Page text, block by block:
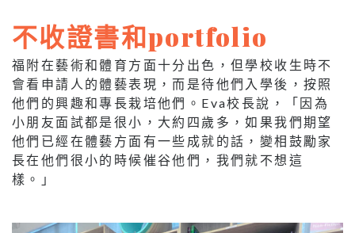
不收證書和portfolio
福附在藝術和體育方面十分出色，但學校收生時不
會看申請人的體藝表現，而是待他們入學後，按照
他們的興趣和專長栽培他們。Eva校長說，「因為
小朋友面試都是很小，大約四歲多，如果我們期望
他們已經在體藝方面有一些成就的話，變相鼓勵家
長在他們很小的時候催谷他們，我們就不想這
樣。」